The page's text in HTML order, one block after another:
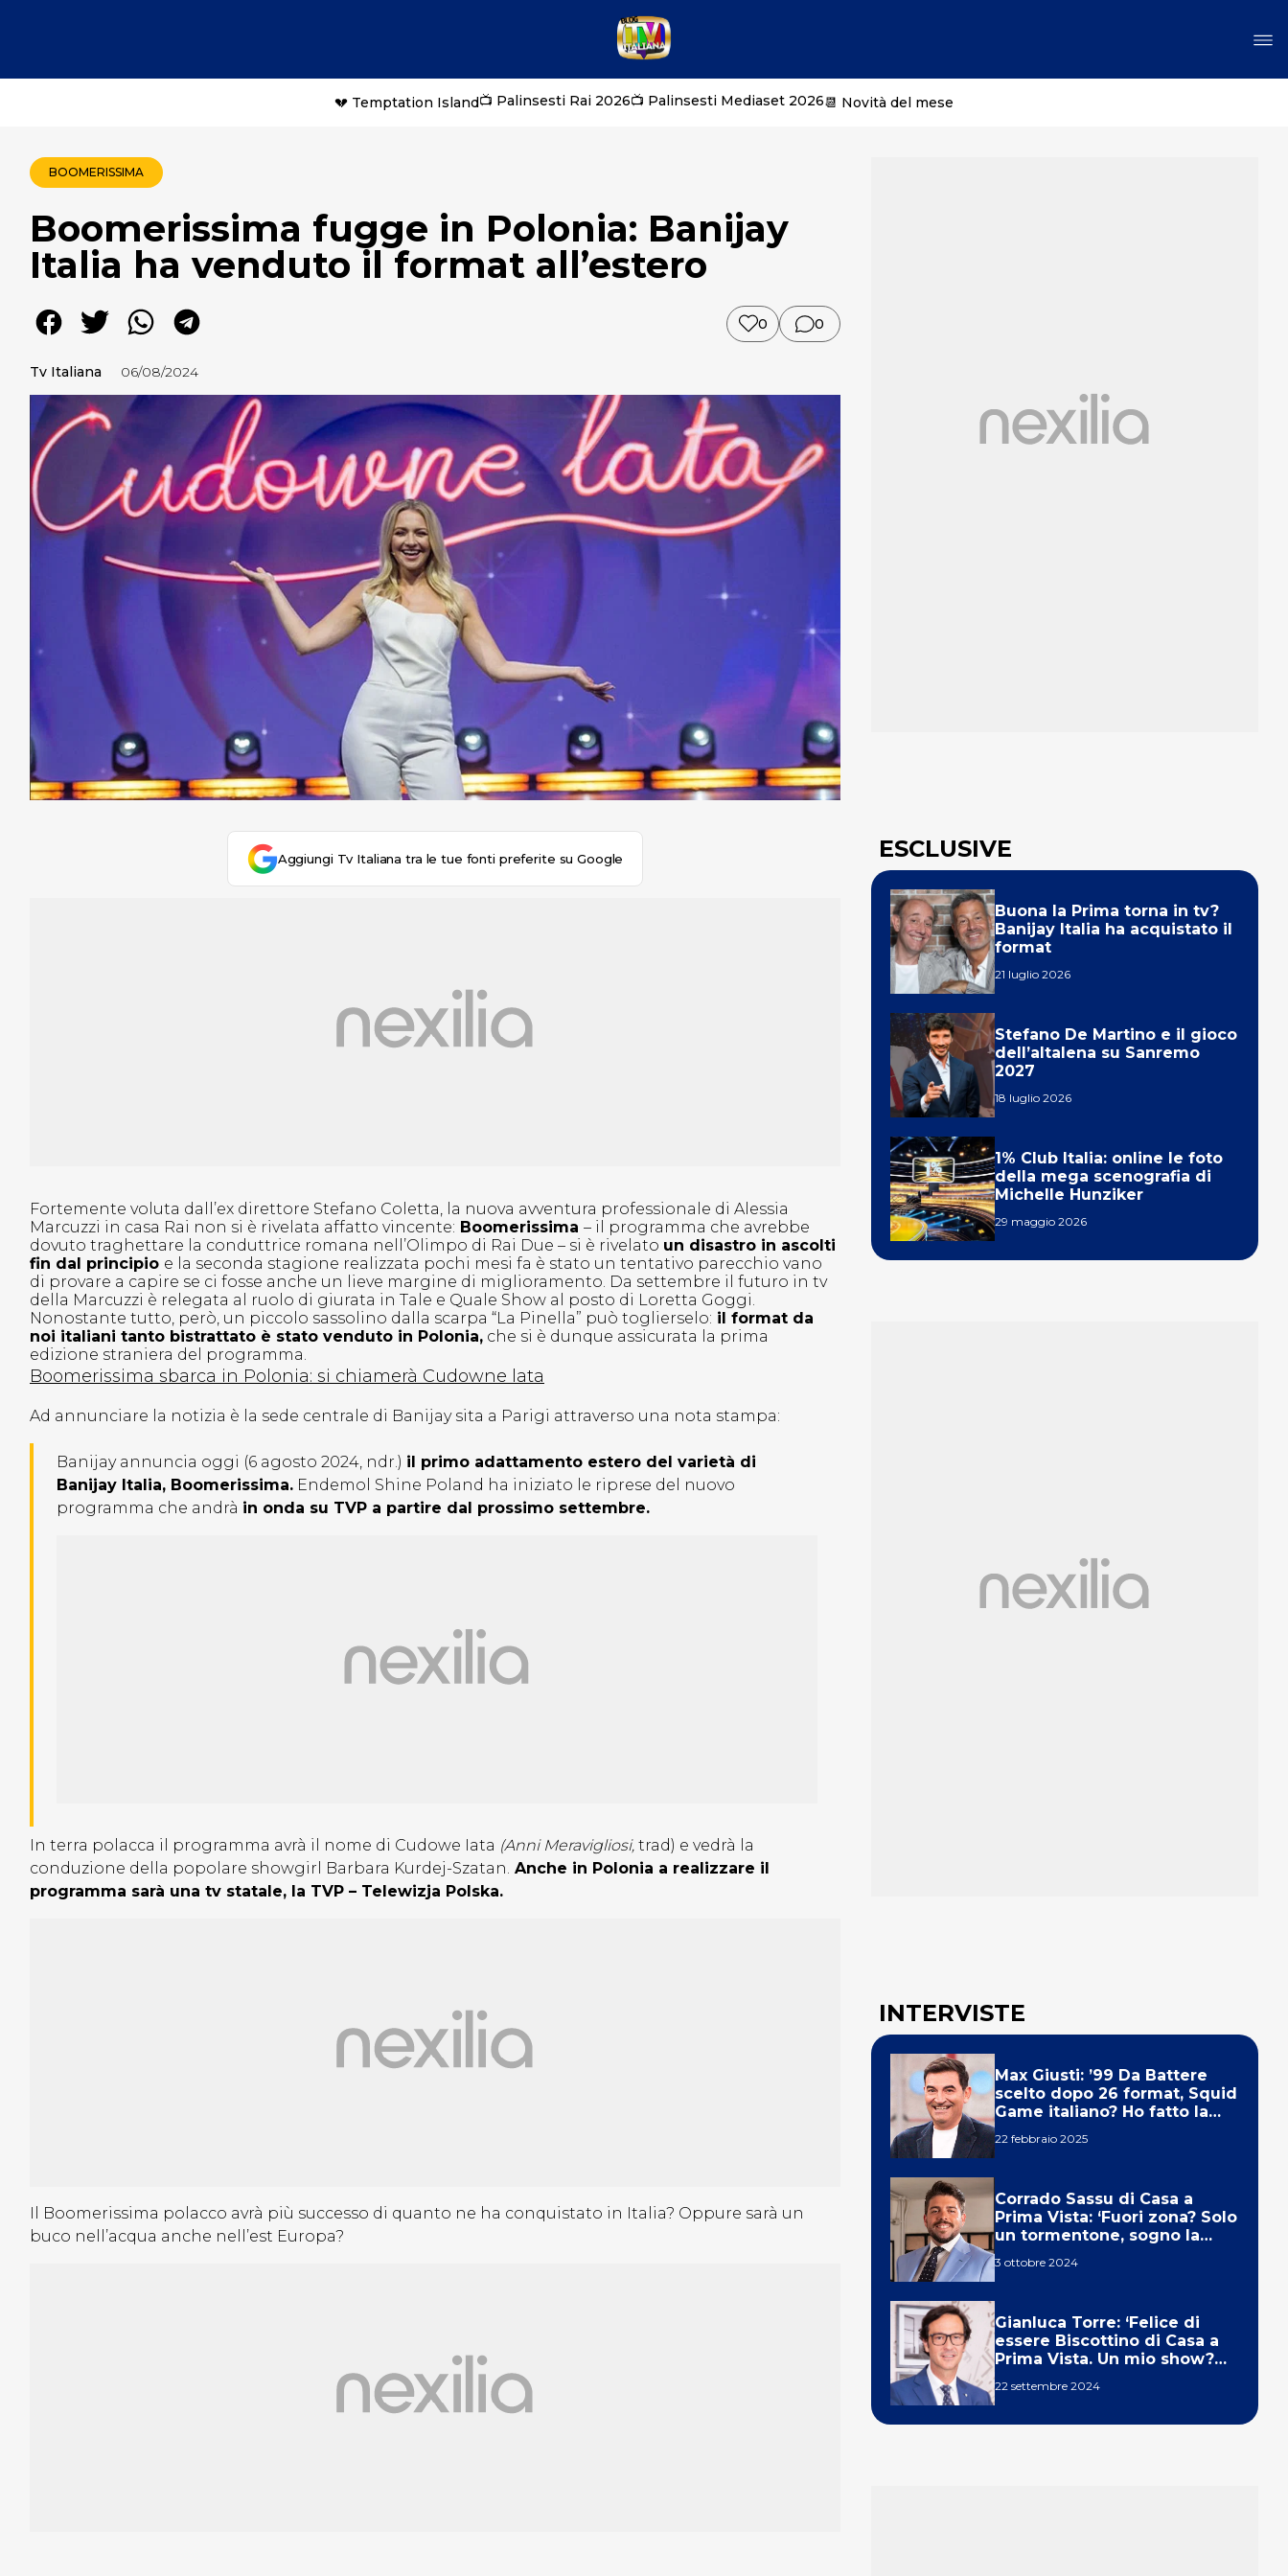
💔 Temptation Island📺 Palinsesti Rai 2026📺 Palinsesti Mediaset 2026📆 Novità del mese
BOOMERISSIMA
Boomerissima fugge in Polonia: Banijay
Italia ha venduto il format all’estero
0 0
Tv Italiana 06/08/2024
Aggiungi Tv Italiana tra le tue fonti preferite su Google
Fortemente voluta dall’ex direttore Stefano Coletta, la nuova avventura professionale di Alessia
Marcuzzi in casa Rai non si è rivelata affatto vincente: Boomerissima – il programma che avrebbe
dovuto traghettare la conduttrice romana nell’Olimpo di Rai Due – si è rivelato un disastro in ascolti
fin dal principio e la seconda stagione realizzata pochi mesi fa è stato un tentativo parecchio vano
di provare a capire se ci fosse anche un lieve margine di miglioramento. Da settembre il futuro in tv
della Marcuzzi è relegata al ruolo di giurata in Tale e Quale Show al posto di Loretta Goggi.
Nonostante tutto, però, un piccolo sassolino dalla scarpa “La Pinella” può toglierselo: il format da
noi italiani tanto bistrattato è stato venduto in Polonia, che si è dunque assicurata la prima
edizione straniera del programma.
Boomerissima sbarca in Polonia: si chiamerà Cudowne lata
Ad annunciare la notizia è la sede centrale di Banijay sita a Parigi attraverso una nota stampa:
Banijay annuncia oggi (6 agosto 2024, ndr.) il primo adattamento estero del varietà di
Banijay Italia, Boomerissima. Endemol Shine Poland ha iniziato le riprese del nuovo
programma che andrà in onda su TVP a partire dal prossimo settembre.
In terra polacca il programma avrà il nome di Cudowe Iata (Anni Meravigliosi, trad) e vedrà la
conduzione della popolare showgirl Barbara Kurdej-Szatan. Anche in Polonia a realizzare il
programma sarà una tv statale, la TVP – Telewizja Polska.
Il Boomerissima polacco avrà più successo di quanto ne ha conquistato in Italia? Oppure sarà un
buco nell’acqua anche nell’est Europa?
ESCLUSIVE
Buona la Prima torna in tv?
Banijay Italia ha acquistato il
format
21 luglio 2026
Stefano De Martino e il gioco
dell’altalena su Sanremo
2027
18 luglio 2026
1% Club Italia: online le foto
della mega scenografia di
Michelle Hunziker
29 maggio 2026
INTERVISTE
Max Giusti: ’99 Da Battere
scelto dopo 26 format, Squid
Game italiano? Ho fatto la
22 febbraio 2025
Corrado Sassu di Casa a
Prima Vista: ‘Fuori zona? Solo
un tormentone, sogno la
3 ottobre 2024
Gianluca Torre: ‘Felice di
essere Biscottino di Casa a
Prima Vista. Un mio show?
22 settembre 2024